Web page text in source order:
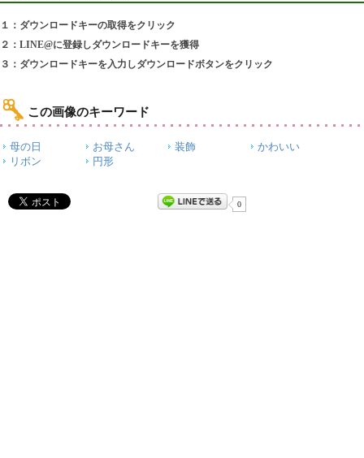
１：ダウンロードキーの取得をクリック
２：LINE@に登録しダウンロードキーを獲得
３：ダウンロードキーを入力しダウンロードボタンをクリック
この画像のキーワード
母の日 お母さん 装飾
かわいい
リボン
円形
0